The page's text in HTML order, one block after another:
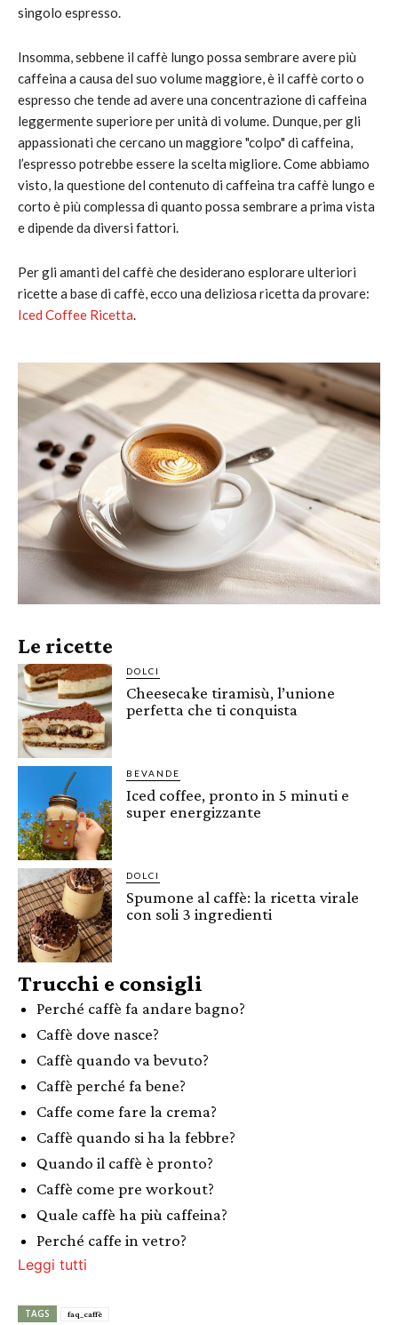
singolo espresso.
Insomma, sebbene il caffè lungo possa sembrare avere più
caffeina a causa del suo volume maggiore, è il caffè corto o
espresso che tende ad avere una concentrazione di caffeina
leggermente superiore per unità di volume. Dunque, per gli
appassionati che cercano un maggiore "colpo" di caffeina,
l’espresso potrebbe essere la scelta migliore. Come abbiamo
visto, la questione del contenuto di caffeina tra caffè lungo e
corto è più complessa di quanto possa sembrare a prima vista
e dipende da diversi fattori.
Per gli amanti del caffè che desiderano esplorare ulteriori
ricette a base di caffè, ecco una deliziosa ricetta da provare:
Iced Coffee Ricetta.
Le ricette
DOLCI
Cheesecake tiramisù, l’unione
perfetta che ti conquista
BEVANDE
Iced coffee, pronto in 5 minuti e
super energizzante
DOLCI
Spumone al caffè: la ricetta virale
con soli 3 ingredienti
Trucchi e consigli
Perché caffè fa andare bagno?
Caffè dove nasce?
Caffè quando va bevuto?
Caffè perché fa bene?
Caffe come fare la crema?
Caffè quando si ha la febbre?
Quando il caffè è pronto?
Caffè come pre workout?
Quale caffè ha più caffeina?
Perché caffe in vetro?
Leggi tutti
TAGS faq_caffè